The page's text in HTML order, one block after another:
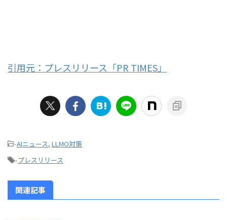
引用元：プレスリリース「PR TIMES」
-AIニュース, LLMO対策
-プレスリリース
関連記事